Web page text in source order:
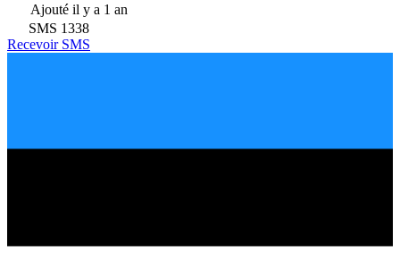
Ajouté il y a 1 an
SMS 1338
Recevoir SMS